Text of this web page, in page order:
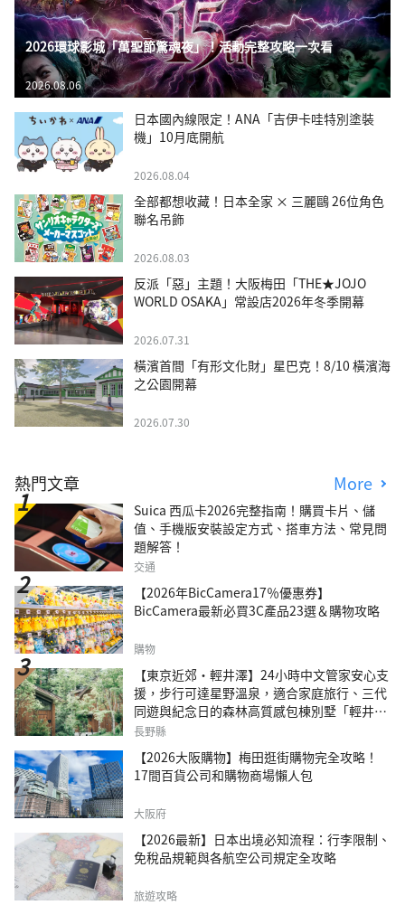
2026環球影城「萬聖節驚魂夜」！活動完整攻略一次看
2026.08.06
日本國內線限定！ANA「吉伊卡哇特別塗裝
機」10月底開航
2026.08.04
全部都想收藏！日本全家 × 三麗鷗 26位角色
聯名吊飾
2026.08.03
反派「惡」主題！大阪梅田「THE★JOJO
WORLD OSAKA」常設店2026年冬季開幕
2026.07.31
橫濱首間「有形文化財」星巴克！8/10 橫濱海
之公園開幕
2026.07.30
熱門文章 More
Suica 西瓜卡2026完整指南！購買卡片、儲
值、手機版安裝設定方式、搭車方法、常見問
題解答！
交通
【2026年BicCamera17％優惠券】
BicCamera最新必買3C產品23選＆購物攻略
購物
【東京近郊・輕井澤】24小時中文管家安心支
援，步行可達星野溫泉，適合家庭旅行、三代
同遊與紀念日的森林高質感包棟別墅「輕井澤
森四季VILLA」
長野縣
【2026大阪購物】梅田逛街購物完全攻略！
17間百貨公司和購物商場懶人包
大阪府
【2026最新】日本出境必知流程：行李限制、
免稅品規範與各航空公司規定全攻略
旅遊攻略